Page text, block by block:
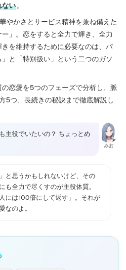
ない。
やかさとサービス精神を兼ね備えた
ー」。恋をすると全力で輝き、全力
を維持するために必要なのは、パ
と「特別扱い」という二つのガソ
恋愛を5つのフェーズで分析し、脈
5つ、長続きの秘訣まで徹底解説し
みお
主役でいたいの？ ちょっとめ
と思うかもしれないけど、その
も全力で尽くすのが主役体質。
には100倍にして返す」。それが
なのよ。